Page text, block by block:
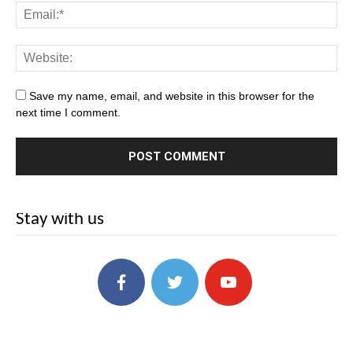
Save my name, email, and website in this browser for the
next time I comment.
Stay with us